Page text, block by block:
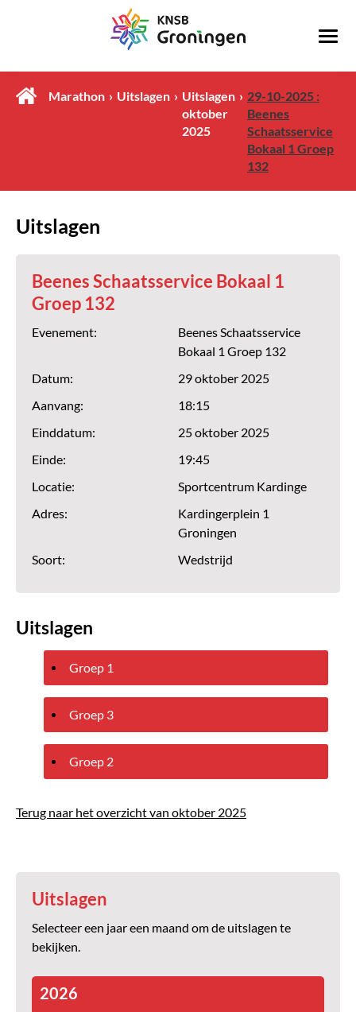
Marathon Uitslagen
Uitslagen
oktober
2025
29-10-2025 :
Beenes
Schaatsservice
Bokaal 1 Groep
132
Uitslagen
Beenes Schaatsservice Bokaal 1
Groep 132
Evenement:
Beenes Schaatsservice
Bokaal 1 Groep 132
Datum:
29 oktober 2025
Aanvang:
18:15
Einddatum:
25 oktober 2025
Einde:
19:45
Locatie:
Sportcentrum Kardinge
Adres:
Kardingerplein 1
Groningen
Soort:
Wedstrijd
Uitslagen
Groep 1
Groep 3
Groep 2
Terug naar het overzicht van oktober 2025
Uitslagen
Selecteer een jaar een maand om de uitslagen te
bekijken.
2026